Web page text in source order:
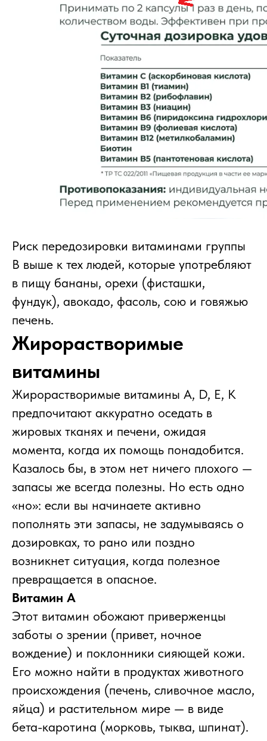
Риск передозировки витаминами группы
В выше к тех людей, которые употребляют
в пищу бананы, орехи (фисташки,
фундук), авокадо, фасоль, сою и говяжью
печень.
Жирорастворимые
витамины
Жирорастворимые витамины A, D, E, K
предпочитают аккуратно оседать в
жировых тканях и печени, ожидая
момента, когда их помощь понадобится.
Казалось бы, в этом нет ничего плохого —
запасы же всегда полезны. Но есть одно
«но»: если вы начинаете активно
пополнять эти запасы, не задумываясь о
дозировках, то рано или поздно
возникнет ситуация, когда полезное
превращается в опасное.
Витамин A
Этот витамин обожают приверженцы
заботы о зрении (привет, ночное
вождение) и поклонники сияющей кожи.
Его можно найти в продуктах животного
происхождения (печень, сливочное масло,
яйца) и растительном мире — в виде
бета-каротина (морковь, тыква, шпинат).